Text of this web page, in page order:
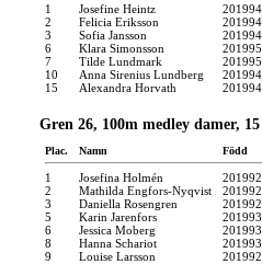
1 Josefine Heintz
201994
2
Felicia Eriksson
201994
3
Sofia Jansson
201994
6
Klara Simonsson
201995
7
Tilde Lundmark
201995
10
Anna Sirenius Lundberg
201994
15
Alexandra Horvath 201994
Gren 26, 100m medley damer,
Plac. Namn Född
1 Josefina Holmén
201992
2
Mathilda Engfors-Nyqvist
201992
3
Daniella Rosengren
201992
5
Karin Jarenfors
201993
6
Jessica Moberg
201993
8
Hanna Schariot
201993
9
Louise Larsson 201992